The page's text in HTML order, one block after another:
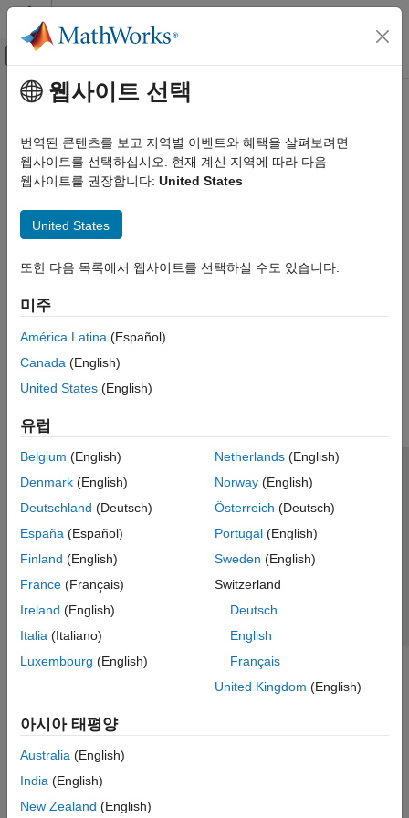
콘텐츠로 바로 가기
오프캔버스 탐색 메뉴 토글
문서 홈
주요 콘텐츠
이 페이지가 얼마나 도움이 되었습니까?
웹사이트 선택
번역된 콘텐츠를 보고 지역별 이벤트와 혜택을 살펴보려면
웹사이트를 선택하십시오. 현재 계신 지역에 따라 다음
웹사이트를 권장합니다: United States
United States
또한 다음 목록에서 웹사이트를 선택하실 수도 있습니다.
미주
América Latina (Español)
Canada (English)
United States (English)
유럽
Belgium (English)
Denmark (English)
Deutschland (Deutsch)
España (Español)
Finland (English)
France (Français)
Ireland (English)
Italia (Italiano)
Luxembourg (English)
Netherlands(English)
Norway(English)
Österreich (Deutsch)
Portugal(English)
Sweden (English)
Switzerland
Deutsch
English
Français
United Kingdom (English)
아시아 태평양
Australia (English)
India (English)
New Zealand (English)
신뢰 센터 등록 상표 개인정보 취급방침
불법 복제 방지
애플리케이션 상태
© 1994-2026 The MathWorks, Inc.